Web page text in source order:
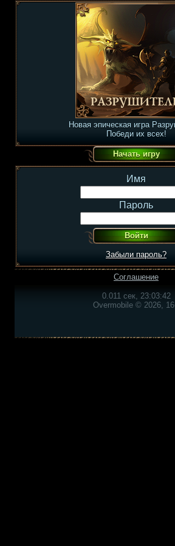
Новая эпическая игра
Победи их всех!
Имя
Пароль
Забыли пароль?
Соглашение
0.011 сек, 23:03:42
Overmobile © 2026,